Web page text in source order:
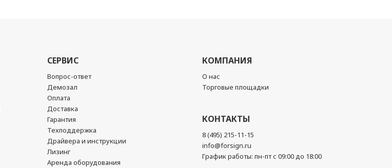
СЕРВИС
Вопрос-ответ
Демозал
Оплата
Доставка
Гарантия
Техподдержка
Драйвера и инструкции
Лизинг
Аренда оборудования
КОМПАНИЯ
О нас
Торговые площадки
КОНТАКТЫ
8 (495) 215-11-15
info@forsign.ru
График работы: пн-пт с 09:00 до 18:00